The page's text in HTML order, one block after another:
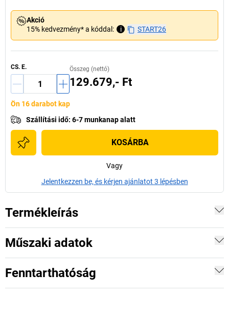
Akció
15% kedvezmény* a kóddal:
i START26
CS. E. Összeg (nettó)
129.679,- Ft
Ön 16 darabot kap
Szállítási idő: 6-7 munkanap alatt
KOSÁRBA
Vagy
Jelentkezzen be, és kérjen ajánlatot 3 lépésben
Termékleírás
Műszaki adatok
Fenntarthatóság